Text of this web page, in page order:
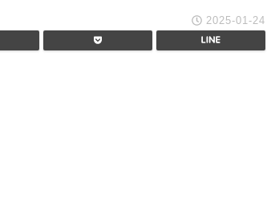
2025-01-24